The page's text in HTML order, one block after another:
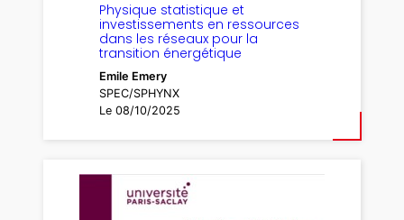
Physique statistique et
investissements en ressources
dans les réseaux pour la
transition énergétique
Emile Emery
SPEC/SPHYNX
Le 08/10/2025